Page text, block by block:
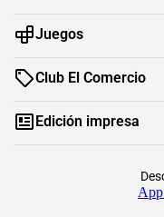
Juegos
Club El Comercio
Edición impresa